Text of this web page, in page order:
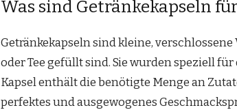
Was sind Getränkekapseln
Getränkekapseln sind kleine,
oder Tee gefüllt sind. Sie wurden speziell
Kapsel enthält die benötigte Menge an
perfektes und ausgewogenes